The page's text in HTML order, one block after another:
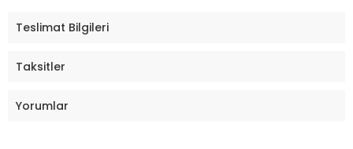
Teslimat Bilgileri
Taksitler
Yorumlar